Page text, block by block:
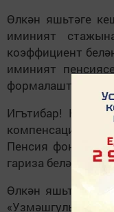
Өлкән яшьтәге
иминият
коэффициент белә
иминият
формалаштырырга
Игътибар!
компенсацион т
Пенсия фонды
гариза белә өр ә
Өлкән яшьт гел
«Узмәшгульлек»